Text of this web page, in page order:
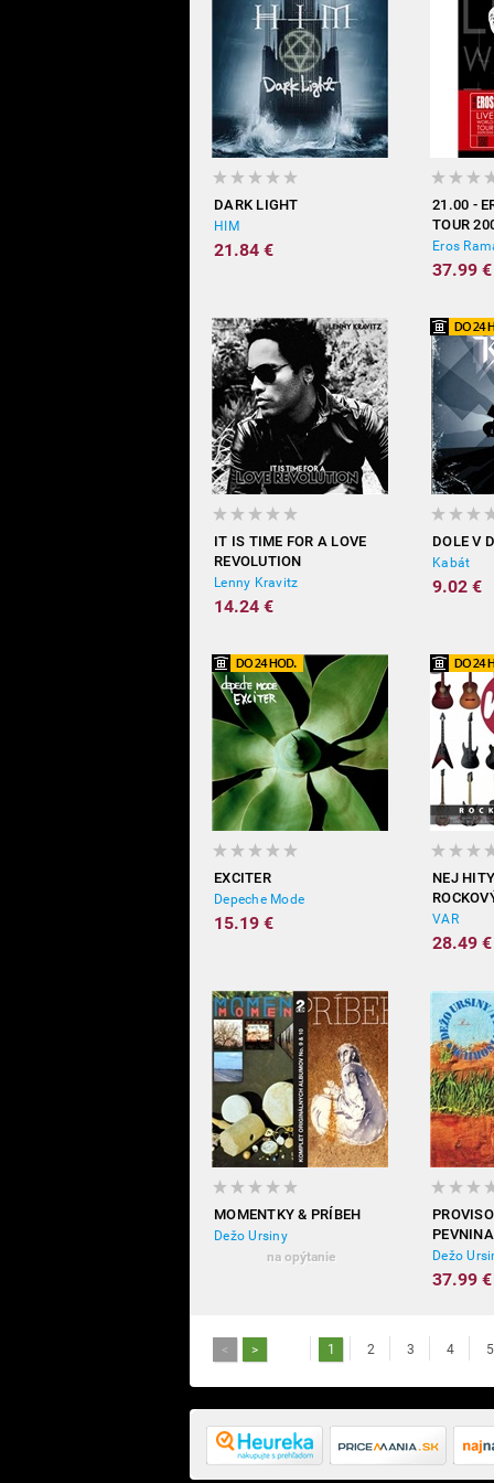
DARK LIGHT
HIM
21.84 €
21.00 -
TOUR
Eros
37.99 €
IT IS TIME FOR A LOVE
REVOLUTION
Lenny Kravitz
14.24 €
DOLE V
Kabát
9.02 €
EXCITER
Depeche Mode
15.19 €
NEJ
VAR
28.49 €
MOMENTKY & PRÍBEH
Dežo Ursiny
na opýtanie
Dežo
37.99 €
< > 1 2 3 4 5